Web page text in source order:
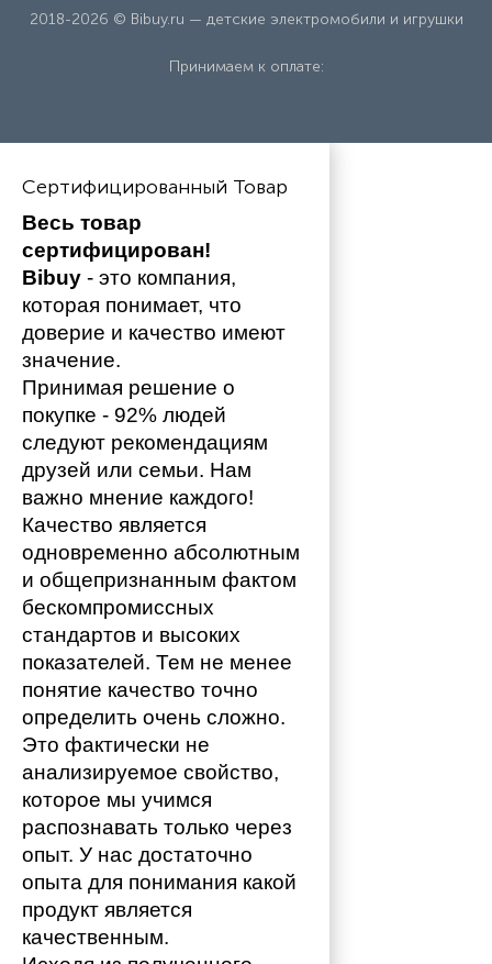
2018-2026 © Bibuy.ru — детские электромобили и игрушки
Принимаем к оплате:
Сертифицированный Товар
Весь товар
сертифицирован!
Bibuy - это компания,
которая понимает, что
доверие и качество имеют
значение.
Принимая решение о
покупке - 92% людей
следуют рекомендациям
друзей или семьи. Нам
важно мнение каждого!
Качество является
одновременно абсолютным
и общепризнанным фактом
бескомпромиссных
стандартов и высоких
показателей. Тем не менее
понятие качество точно
определить очень сложно.
Это фактически не
анализируемое свойство,
которое мы учимся
распознавать только через
опыт. У нас достаточно
опыта для понимания какой
продукт является
качественным.